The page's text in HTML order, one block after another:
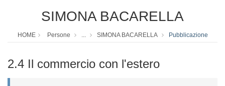
SIMONA BACARELLA
HOME Persone ... SIMONA BACARELLA Pubblicazione
2.4 Il commercio con l'estero